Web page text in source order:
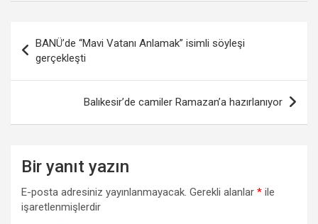
gezinmesi
BANÜ’de “Mavi Vatanı Anlamak” isimli söyleşi
gerçekleşti
Balıkesir’de camiler Ramazan’a hazırlanıyor
Bir yanıt yazın
E-posta adresiniz yayınlanmayacak. Gerekli alanlar * ile
işaretlenmişlerdir